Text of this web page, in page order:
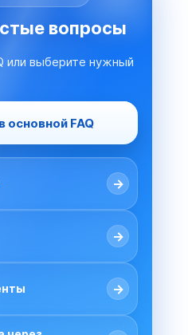
вопросы
или выберите нужный
основной FAQ
→
→
→